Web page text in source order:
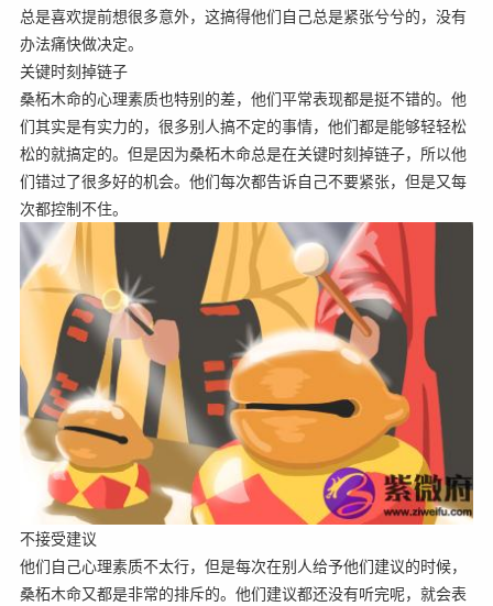
总是喜欢提前想很多意外，这搞得他们自己总是紧张兮兮的，没有
办法痛快做决定。
关键时刻掉链子
桑柘木命的心理素质也特别的差，他们平常表现都是挺不错的。他
们其实是有实力的，很多别人搞不定的事情，他们都是能够轻轻松
松的就搞定的。但是因为桑柘木命总是在关键时刻掉链子，所以他
们错过了很多好的机会。他们每次都告诉自己不要紧张，但是又每
次都控制不住。
不接受建议
他们自己心理素质不太行，但是每次在别人给予他们建议的时候，
桑柘木命又都是非常的排斥的。他们建议都还没有听完呢，就会表